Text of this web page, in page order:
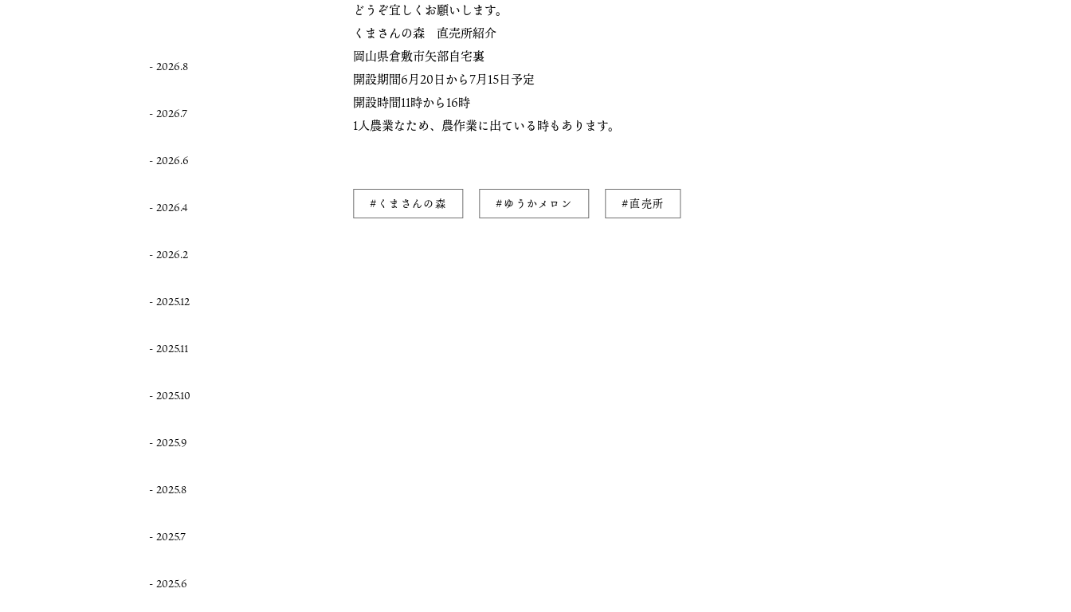
どうぞ宜しくお願いします。
くまさんの森 直売所紹介
岡山県倉敷市矢部自宅裏
開設期間6月20日から7月15日予定
開設時間11時から16時
1人農業なため、農作業に出ている時もあります。
#くまさんの森 #ゆうかメロン #直売所
2026.8
2026.7
2026.6
2026.4
2026.2
2025.12
2025.11
2025.10
2025.9
2025.8
2025.7
2025.6